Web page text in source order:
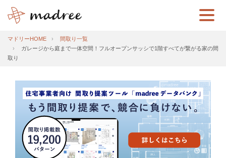
マドリーHOME
間取り一覧
ガレージから庭まで一体空間！フルオープンサッシで1階すべてが繋がる家の間
取り